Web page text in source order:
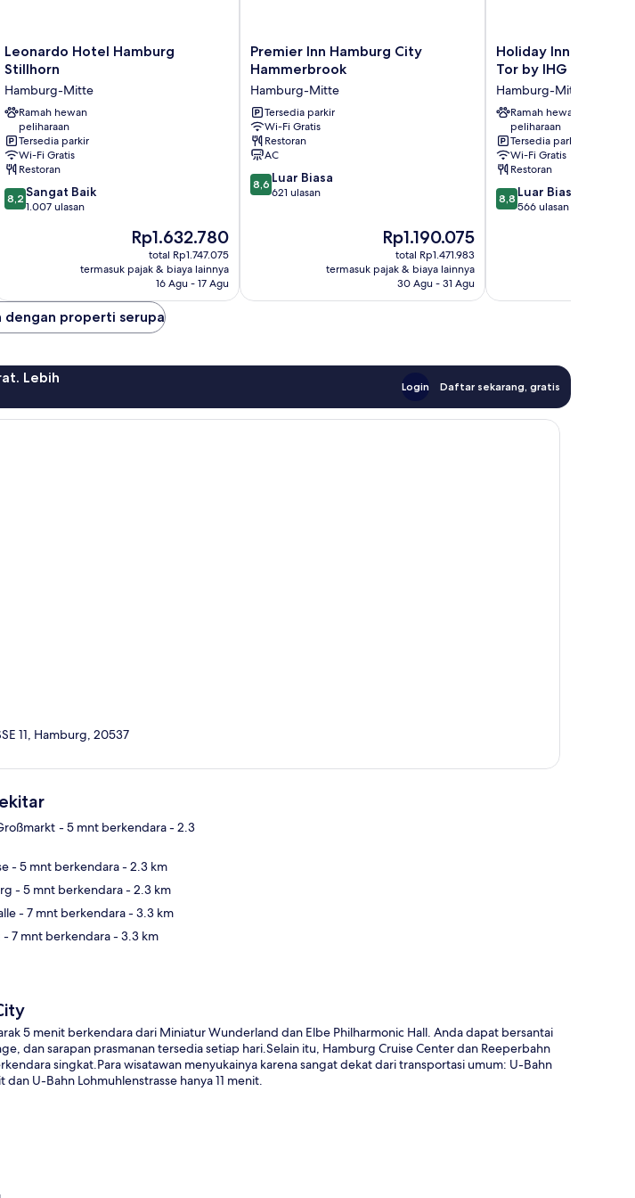
Leonardo
Hotel
Stillhorn
Hamburg-
Mitte
Leonardo Hotel Hamburg
Stillhorn
Hamburg-Mitte
Ramah hewan
peliharaan
Tersedia parkir
Wi-Fi Gratis
Restoran
8.2
dari
8,2 Sangat Baik
1.007 ulasan
Harga
sekarang
Rp1.632.780
Rp1.632.780
total Rp1.747.075
termasuk pajak & biaya lainnya
16 Agu - 17 Agu
Premier
Inn
City
Hammerbrook
Hamburg-
Mitte
Premier Inn Hamburg City
Hammerbrook
Hamburg-Mitte
Tersedia parkir
Wi-Fi Gratis
Restoran
AC
8.6
dari
8,6 Luar Biasa
621 ulasan
Harga
sekarang
Rp1.190.075
Rp1.190.075
total Rp1.471.983
termasuk pajak & biaya lainnya
30 Agu - 31 Agu
Holiday
Inn
Hamburg
-
Berliner
Tor
by
IHG
Hamburg-
Mitte
Holiday Inn
Tor by IHG
Hamburg-Mitte
Ramah hewan
peliharaan
Tersedia parkir
Wi-Fi Gratis
Restoran
8.8
dari
8,8 Luar Biasa
566 ulasan
dengan properti serupa
Lebih
Login Daftar sekarang, gratis
11, Hamburg, 20537
- 5 mnt berkendara- 2.3
- 5 mnt berkendara- 2.3 km
- 5 mnt berkendara- 2.3 km
- 7 mnt berkendara- 3.3 km
- 7 mnt berkendara- 3.3 km
5 menit berkendara dari Miniatur Wunderland dan Elbe Philharmonic Hall. Anda dapat bersantai
dan sarapan prasmanan tersedia setiap hari.Selain itu, Hamburg Cruise Center dan Reeperbahn
singkat.Para wisatawan menyukainya karena sangat dekat dari transportasi umum: U-Bahn
dan U-Bahn Lohmuhlenstrasse hanya 11 menit.